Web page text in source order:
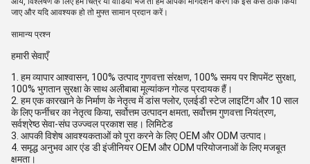
जाए और यदि आवश्यक हो तो मुफ्त सामान प्रदान करें।
सामान्य प्रश्न
हमारी सेवाएँ
1. हम व्यापार आश्वासन, 100% उत्पाद गुणवत्ता संरक्षण, 100% समय पर शिपमेंट सुरक्षा,
100% भुगतान सुरक्षा के साथ अलीबाबा मूल्यांकन गोल्ड प्रदायक हैं।
2. हम एक कारखाने के निर्माण के नेतृत्व में डांस फ्लोर, एलईडी स्टेज लाइटिंग और 10 साल
के लिए फर्नीचर का नेतृत्व किया, सर्वोत्तम उत्पादन क्षमता, सर्वोत्तम गुणवत्ता नियंत्रण,
सर्वश्रेष्ठ सेवा-संघ उज्ज्वल प्रकाश सह। लिमिटेड
3. आपकी विशेष आवश्यकताओं को पूरा करने के लिए OEM और ODM उत्पाद।
4. समृद्ध अनुभव आर एंड डी इंजीनियर OEM और ODM परियोजनाओं के लिए मजबूत
क्षमता।